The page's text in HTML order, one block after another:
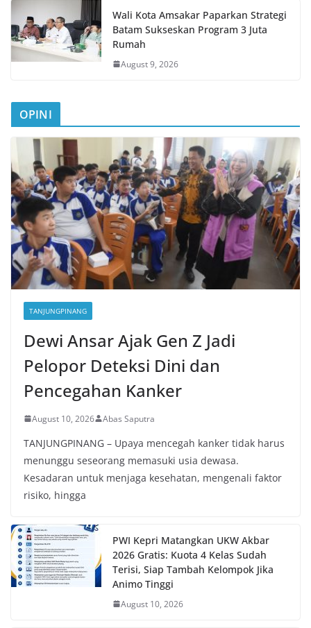
Wali Kota Amsakar Paparkan Strategi
Batam Sukseskan Program 3 Juta
Rumah
August 9, 2026
OPINI
TANJUNGPINANG
Dewi Ansar Ajak Gen Z Jadi
Pelopor Deteksi Dini dan
Pencegahan Kanker
August 10, 2026 Abas Saputra
TANJUNGPINANG – Upaya mencegah kanker tidak harus
menunggu seseorang memasuki usia dewasa.
Kesadaran untuk menjaga kesehatan, mengenali faktor
risiko, hingga
PWI Kepri Matangkan UKW Akbar
2026 Gratis: Kuota 4 Kelas Sudah
Terisi, Siap Tambah Kelompok Jika
Animo Tinggi
August 10, 2026